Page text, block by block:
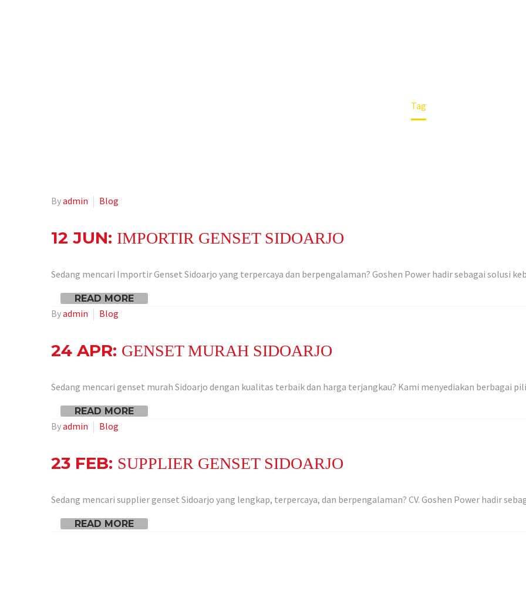
Tag
Byadmin Blog
12 JUN: IMPORTIR GENSET SIDOARJO
Sedang mencari Importir Genset Sidoarjo yang terpercaya dan berpengalaman? Goshen Power hadir sebagai solusi
READ MORE
Byadmin Blog
24 APR: GENSET MURAH SIDOARJO
Sedang mencari genset murah Sidoarjo dengan kualitas terbaik dan harga terjangkau? Kami menyediakan berbagai
READ MORE
Byadmin Blog
23 FEB: SUPPLIER GENSET SIDOARJO
Sedang mencari supplier genset Sidoarjo yang lengkap, terpercaya, dan berpengalaman? CV. Goshen Power hadir
READ MORE